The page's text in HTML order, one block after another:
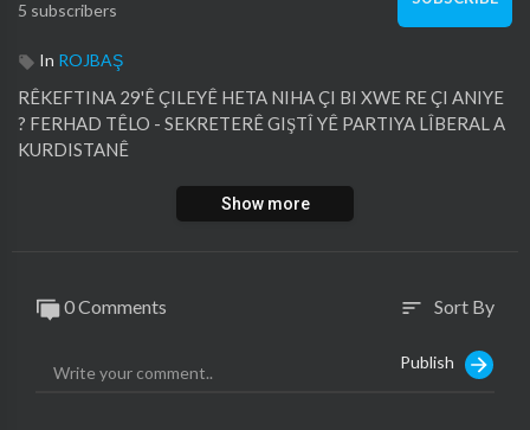
5 subscribers
In ROJBAŞ
⁣RÊKEFTINA 29'Ê ÇILEYÊ HETA NIHA ÇI BI XWE RE ÇI ANIYE
? FERHAD TÊLO - SEKRETERÊ GIŞTÎ YÊ PARTIYA LÎBERAL A
KURDISTANÊ
Show more
0 Comments sort Sort By
Publish